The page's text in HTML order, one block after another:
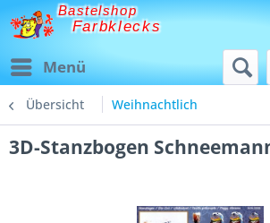
Bastelshop
Farbklecks
Menü
Übersicht Weihnachtlich
3D-Stanzbogen